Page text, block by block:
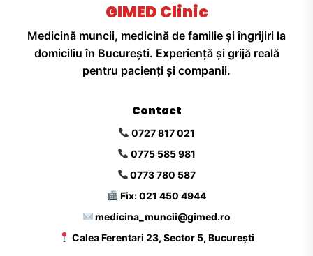
GIMED Clinic
Medicină muncii, medicină de familie și îngrijiri la
domiciliu în București. Experiență și grijă reală
pentru pacienți și companii.
Contact
0727 817 021
0775 585 981
0773 780 587
Fix: 021 450 4944
medicina_muncii@gimed.ro
Calea Ferentari 23, Sector 5, București